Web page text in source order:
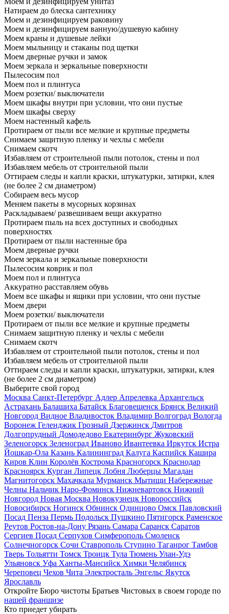
Натираем до блеска сантехнику
Моем и дезинфицируем раковину
Моем и дезинфицируем ванную/душевую кабину
Моем краны и душевые лейки
Моем мыльницу и стаканы под щетки
Моем дверные ручки и замок
Моем зеркала и зеркальные поверхности
Пылесосим пол
Моем пол и плинтуса
Моем розетки/ выключатели
Моем шкафы внутри при условии, что они пустые
Моем шкафы сверху
Моем настенный кафель
Протираем от пыли все мелкие и крупные предметы
Снимаем защитную пленку и чехлы с мебели
Снимаем скотч
Избавляем от строительной пыли потолок, стены и пол
Избавляем мебель от строительной пыли
Оттираем следы и капли краски, штукатурки, затирки, клея
(не более 2 см диаметром)
Собираем весь мусор
Меняем пакеты в мусорных корзинах
Раскладываем/ развешиваем вещи аккуратно
Протираем пыль на всех доступных и свободных
поверхностях
Протираем от пыли настенные бра
Моем дверные ручки
Моем зеркала и зеркальные поверхности
Пылесосим коврик и пол
Моем пол и плинтуса
Аккуратно расставляем обувь
Моем все шкафы и ящики при условии, что они пустые
Моем двери
Моем розетки/ выключатели
Протираем от пыли все мелкие и крупные предметы
Снимаем защитную пленку и чехлы с мебели
Снимаем скотч
Избавляем от строительной пыли потолок, стены и пол
Избавляем мебель от строительной пыли
Оттираем следы и капли краски, штукатурки, затирки, клея
(не более 2 см диаметром)
Выберите свой город
Москва Санкт-Петербург Адлер Апрелевка Архангельск
Астрахань Балашиха Батайск Благовещенск Брянск Великий
Новгород Видное Владивосток Владимир Волгоград Вологда
Воронеж Геленджик Грозный Дзержинск Дмитров
Долгопрудный Домодедово Екатеринбург Жуковский
Зеленогорск Зеленоград Иваново Ивантеевка Иркутск Истра
Йошкар-Ола Казань Калининград Калуга Каспийск Кашира
Киров Клин Королёв Кострома Красногорск Краснодар
Красноярск Курган Липецк Лобня Люберцы Магадан
Магнитогорск Махачкала Мурманск Мытищи Набережные
Челны Нальчик Наро-Фоминск Нижневартовск Нижний
Новгород Новая Москва Новокузнецк Новороссийск
Новосибирск Ногинск Обнинск Одинцово Омск Павловский
Посад Пенза Пермь Подольск Пушкино Пятигорск Раменское
Реутов Ростов-на-Дону Рязань Самара Саранск Саратов
Сергиев Посад Серпухов Симферополь Смоленск
Солнечногорск Сочи Ставрополь Ступино Таганрог Тамбов
Тверь Тольятти Томск Троицк Тула Тюмень Улан-Удэ
Ульяновск Уфа Ханты-Мансийск Химки Челябинск
Череповец Чехов Чита Электросталь Энгельс Якутск
Ярославль
Откройте Бюро чистоты Братьев Чистовых в своем городе по
нашей франшизе
Кто приедет убирать